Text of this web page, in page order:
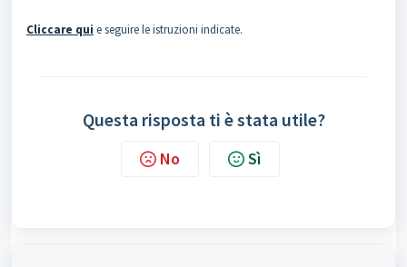
Cliccare qui e seguire le istruzioni indicate.
Questa risposta ti è stata utile?
No Sì